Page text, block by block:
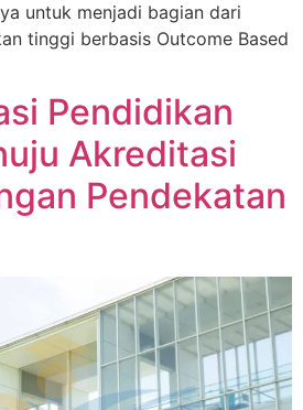
untuk menjadi bagian dari
tinggi berbasis Outcome Based
Pendidikan
Akreditasi
Pendekatan